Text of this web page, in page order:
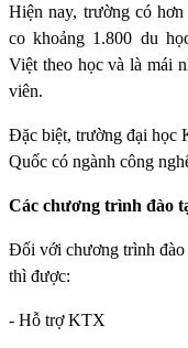
Hiện nay, trường có
co khoảng 1.800 du
Việt theo học và là mái
viên.
Đặc biệt, trường đại học
Quốc có ngành công
Các chương trình đào
Đối với chương trình đào
thì được:
- Hỗ trợ KTX